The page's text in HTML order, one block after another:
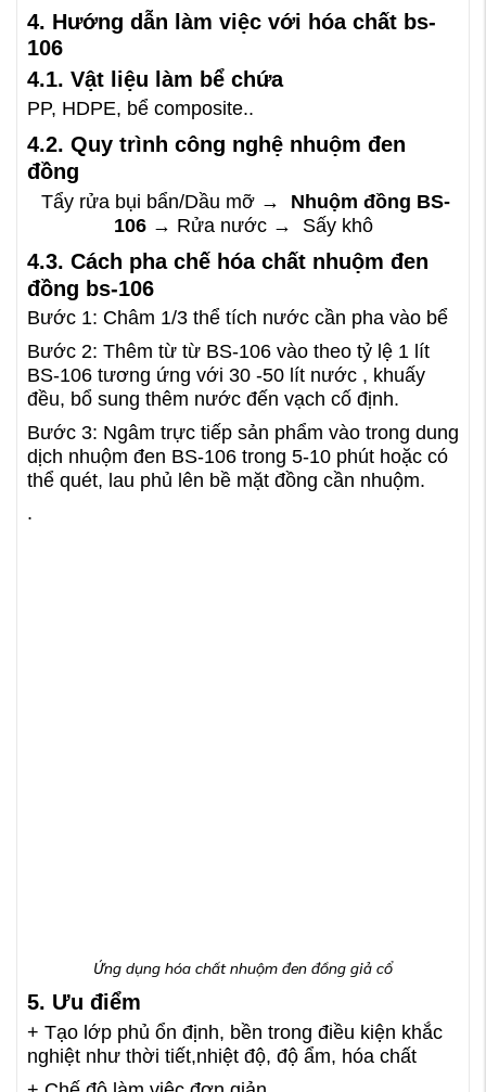
4. Hướng dẫn làm việc với hóa chất bs-
106
4.1. Vật liệu làm bể chứa
PP, HDPE, bể composite..
4.2. Quy trình công nghệ nhuộm đen
đồng
Tẩy rửa bụi bẩn/Dầu mỡ → Nhuộm đồng BS-
106 → Rửa nước → Sấy khô
4.3. Cách pha chế hóa chất nhuộm đen
đồng bs-106
Bước 1: Châm 1/3 thể tích nước cần pha vào bể
Bước 2: Thêm từ từ BS-106 vào theo tỷ lệ 1 lít
BS-106 tương ứng với 30 -50 lít nước , khuấy
đều, bổ sung thêm nước đến vạch cố định.
Bước 3: Ngâm trực tiếp sản phẩm vào trong dung
dịch nhuộm đen BS-106 trong 5-10 phút hoặc có
thể quét, lau phủ lên bề mặt đồng cần nhuộm.
.
Ứng dụng hóa chất nhuộm đen đồng giả cổ
5. Ưu điểm
+ Tạo lớp phủ ổn định, bền trong điều kiện khắc
nghiệt như thời tiết,nhiệt độ, độ ẩm, hóa chất